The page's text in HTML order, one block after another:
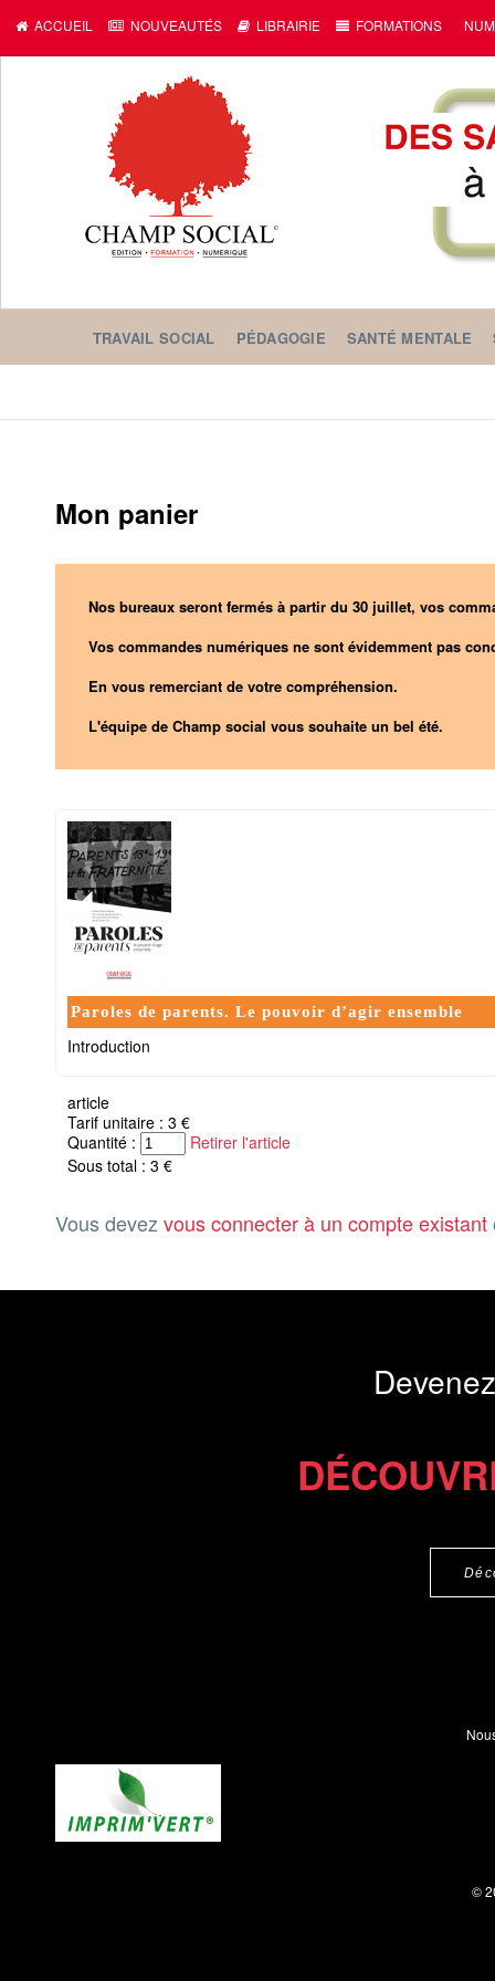
ACCUEIL NOUVEAUTÉS LIBRAIRIE FORMATIONS
TRAVAIL SOCIAL PÉDAGOGIE SANTÉ MENTALE
Mon panier
Nos bureaux seront fermés à partir du 30 juillet, vos
Vos commandes numériques ne sont évidemment pas
En vous remerciant de votre compréhension.
L'équipe de Champ social vous souhaite un bel été.
Paroles de parents. Le pouvoir d’agir ensemble
Introduction
article
Tarif unitaire : 3 €
Quantité :
Retirer l'article
Sous total : 3 €
Vous devez vous connecter à un compte existant
©